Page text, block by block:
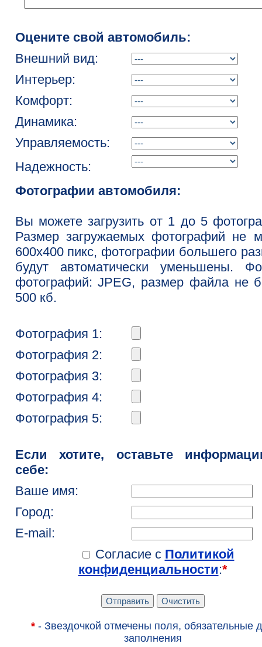
Оцените свой автомобиль:
Внешний вид:
Интерьер:
Комфорт:
Динамика:
Управляемость:
Надежность:
Фотографии автомобиля:
Вы можете загрузить от 1 до 5
Размер загружаемых фотографий не
600x400 пикс, фотографии большего
будут автоматически уменьшены.
фотографий: JPEG, размер файла не
500 кб.
Фотография 1:
Фотография 2:
Фотография 3:
Фотография 4:
Фотография 5:
Если хотите, оставьте
себе:
Ваше имя:
Город:
E-mail:
Согласие с Политикой
конфиденциальности:*
*- Звездочкой отмечены поля, обязательные
заполнения